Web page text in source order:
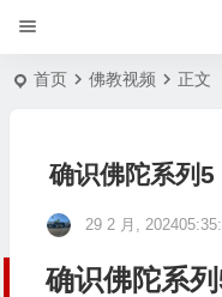
首页 佛教视频 正文
确识佛陀系列5
29 2 月,
确识佛陀系